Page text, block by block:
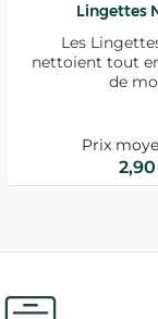
Lingettes
Les
nettoient tout
de
Prix